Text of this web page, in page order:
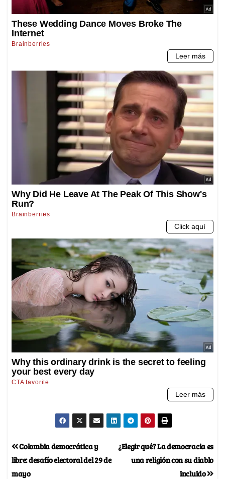
¿Elegir qué? La democracia es
una religión con su diablo
incluido
Colombia democrática y
libre: desafío electoral del 29 de
mayo